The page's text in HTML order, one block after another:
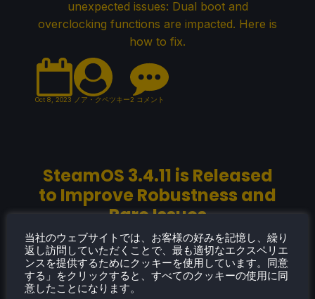
unexpected issues: Dual boot and
overclocking functions are impacted. Here is
how to fix.
Oct 8, 2023 ノア・クペツキー2 コメント
SteamOS 3.4.11 is Released
to Improve Robustness and
Rare Issues
A small new SteamOS update was released
to improve robustness and more!
当社のウェブサイトでは、お客様の好みを記憶し、繰り
返し訪問していただくことで、最も適切なエクスペリエ
ンスを提供するためにクッキーを使用しています。同意
する」をクリックすると、すべてのクッキーの使用に同
意したことになります。